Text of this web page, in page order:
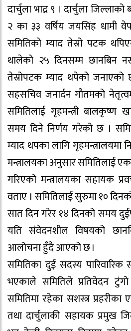
दार्चुला भाद्र ९ । दार्चुला
२ का ३३ वर्षिय जयसिंह धामी
समितिको म्याद तेस्रो पटक
थालेको २५ दिनसम्म छानबिन
तेस्रोपटक म्याद थपेको
सहसचिव जनार्दन गौतमको
समितिलाई गृहमन्त्री
समय दिने निर्णय गरेको छ ।
म्याद थपका लागि गृहमन्त्रालयमा
मन्त्रालयका अनुसार समितिलाई
गरिएको मन्त्रालयका सहायक
वताए । समितिलाई सुरुमा १०
सात दिन गरेर १४ दिनको समय
यति संवेदनशील विषयको
आलोचना हुँदै आएको छ ।
समितिका दुई सदस्य पारिवारिक
भएकाले समितिले प्रतिवेदन
समितिमा रहेका सशस्त्र
तथा दार्चुलाकी सहायक प्रमुख